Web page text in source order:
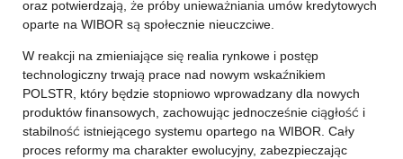
oraz potwierdzają, że próby unieważniania umów kredytowych
oparte na WIBOR są społecznie nieuczciwe.
W reakcji na zmieniające się realia rynkowe i postęp
technologiczny trwają prace nad nowym wskaźnikiem
POLSTR, który będzie stopniowo wprowadzany dla nowych
produktów finansowych, zachowując jednocześnie ciągłość i
stabilność istniejącego systemu opartego na WIBOR. Cały
proces reformy ma charakter ewolucyjny, zabezpieczając